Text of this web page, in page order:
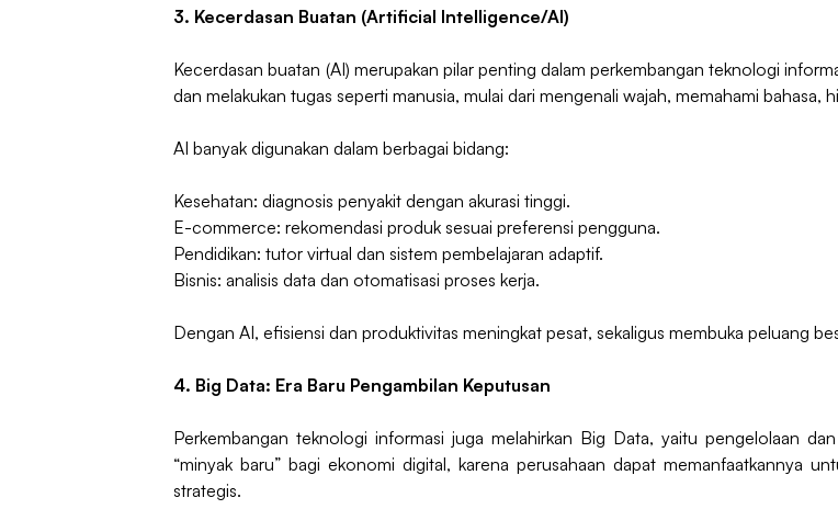
3. Kecerdasan Buatan (Artificial Intelligence/AI)
Kecerdasan buatan (AI) merupakan pilar penting dalam perkembangan teknologi
dan melakukan tugas seperti manusia, mulai dari mengenali wajah, memahami bahasa,
AI banyak digunakan dalam berbagai bidang:
Kesehatan: diagnosis penyakit dengan akurasi tinggi.
E-commerce: rekomendasi produk sesuai preferensi pengguna.
Pendidikan: tutor virtual dan sistem pembelajaran adaptif.
Bisnis: analisis data dan otomatisasi proses kerja.
Dengan AI, efisiensi dan produktivitas meningkat pesat, sekaligus membuka peluang
4. Big Data: Era Baru Pengambilan Keputusan
Perkembangan teknologi informasi juga melahirkan Big Data, yaitu pengelolaan
“minyak baru” bagi ekonomi digital, karena perusahaan dapat memanfaatkannya
strategis.